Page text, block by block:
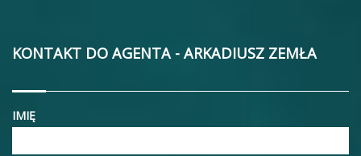
KONTAKT DO AGENTA - ARKADIUSZ ZEMŁA
IMIĘ